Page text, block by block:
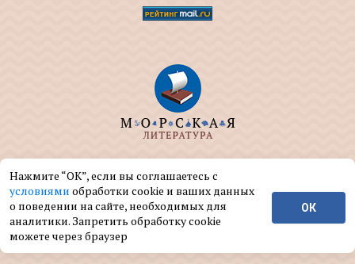
ООО "МОРКНИГА" занимается изданием и
реализацией книг на морскую тематику.
© ООО "МОРКНИГА", 2004 — 2026 г.
Нажмите “ОК”, если вы соглашаетесь с
условиями обработки cookie и ваших данных
о поведении на сайте, необходимых для
аналитики. Запретить обработку cookie
можете через браузер
ОК